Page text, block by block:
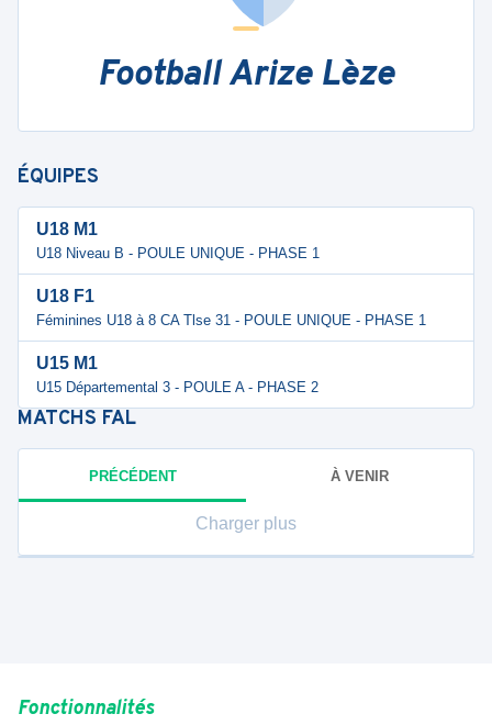
Football Arize Lèze
ÉQUIPES
U18 M1
U18 Niveau B - POULE UNIQUE - PHASE 1
U18 F1
Féminines U18 à 8 CA Tlse 31 - POULE UNIQUE - PHASE 1
U15 M1
U15 Départemental 3 - POULE A - PHASE 2
MATCHS FAL
PRÉCÉDENT À VENIR
Charger plus
Fonctionnalités